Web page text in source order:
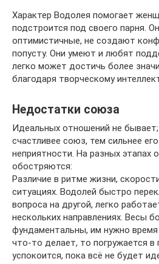
Характер Водолея помогает
подстроится под своего парня.
оптимистичные, не создают
попусту. Они умеют и любят
легко может достичь более
благодаря творческому
Недостатки союза
Идеальных отношений не
счастливее союз, тем сильнее
неприятности. На разных этапах
обостряются:
Различие в ритме жизни,
ситуациях. Водолей быстро
вопроса на другой, легко
нескольких направлениях. Весы
фундаментальны, им нужно
что-то делает, то погружается в
успокоится, пока всё не будет